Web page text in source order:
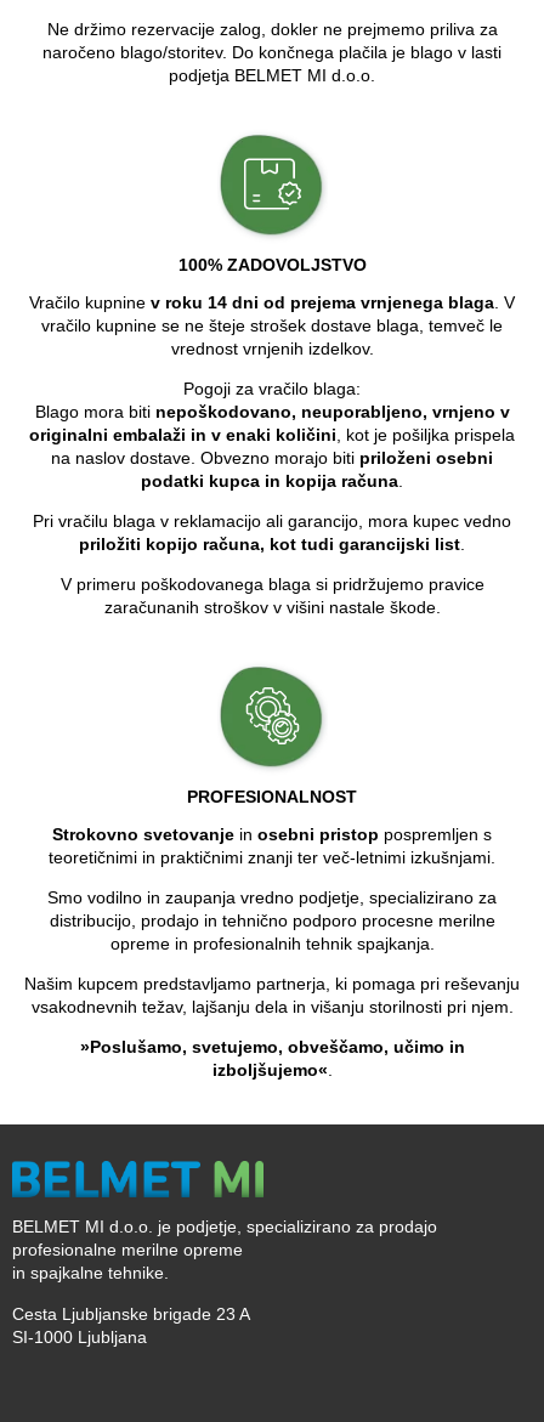
Ne držimo rezervacije zalog, dokler ne prejmemo priliva za
naročeno blago/storitev. Do končnega plačila je blago v lasti
podjetja BELMET MI d.o.o.
100% ZADOVOLJSTVO
Vračilo kupnine v roku 14 dni od prejema vrnjenega blaga . V
vračilo kupnine se ne šteje strošek dostave blaga, temveč le
vrednost vrnjenih izdelkov.
Pogoji za vračilo blaga:
Blago mora biti nepoškodovano, neuporabljeno, vrnjeno v
originalni embalaži in v enaki količini , kot je pošiljka prispela
na naslov dostave. Obvezno morajo biti priloženi osebni
podatki kupca in kopija računa
Pri vračilu blaga v reklamacijo ali garancijo, mora kupec vedno
priložiti kopijo računa, kot tudi garancijski list
V primeru poškodovanega blaga si pridržujemo pravice
zaračunanih stroškov v višini nastale škode.
PROFESIONALNOST
Strokovno svetovanje in osebni pristop pospremljen s
teoretičnimi in praktičnimi znanji ter več-letnimi izkušnjami.
Smo vodilno in zaupanja vredno podjetje, specializirano za
distribucijo, prodajo in tehnično podporo procesne merilne
opreme in profesionalnih tehnik spajkanja.
Našim kupcem predstavljamo partnerja, ki pomaga pri reševanju
vsakodnevnih težav, lajšanju dela in višanju storilnosti pri njem.
»Poslušamo, svetujemo, obveščamo, učimo in
izboljšujemo«
BELMET MI d.o.o. je podjetje, specializirano za prodajo
profesionalne merilne opreme
in spajkalne tehnike.
Cesta Ljubljanske brigade 23 A
SI-1000 Ljubljana